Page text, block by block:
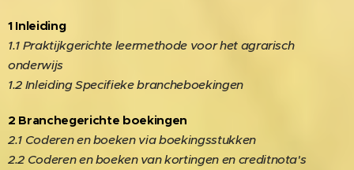
1 Inleiding
1.1 Praktijkgerichte leermethode voor het agrarisch
onderwijs
1.2 Inleiding Specifieke brancheboekingen
2 Branchegerichte boekingen
2.1 Coderen en boeken via boekingsstukken
2.2 Coderen en boeken van kortingen en creditnota's